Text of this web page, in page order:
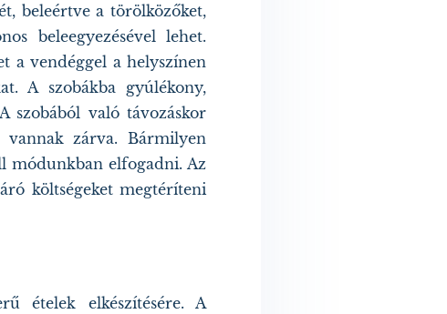
beleértve a törölközőket,
beleegyezésével lehet.
a vendéggel a helyszínen
A szobákba gyúlékony,
szobából való távozáskor
zárva. Bármilyen
módunkban elfogadni. Az
költségeket megtéríteni
ételek elkészítésére. A